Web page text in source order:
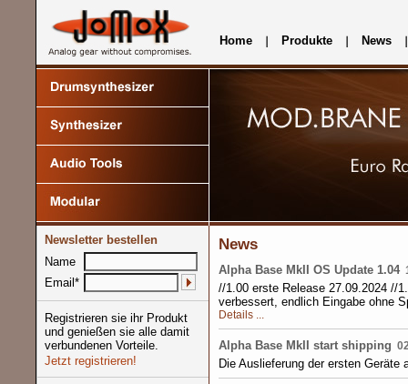
Home Produkte News
Newsletter bestellen
Name
Email*
Registrieren sie ihr Produkt
und genießen sie alle damit
verbundenen Vorteile.
Jetzt registrieren!
News
Alpha Base MkII OS Update 1.04
//1.00 erste Release 27.09.2024 //
verbessert, endlich Eingabe ohne
Details ...
Alpha Base MkII start shipping
Die Auslieferung der ersten